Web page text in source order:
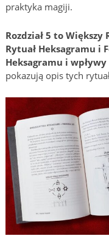
praktyka magiji.
Rozdział 5 to
Rytuał Heksagramu i
Heksagramu i
pokazują opis tych